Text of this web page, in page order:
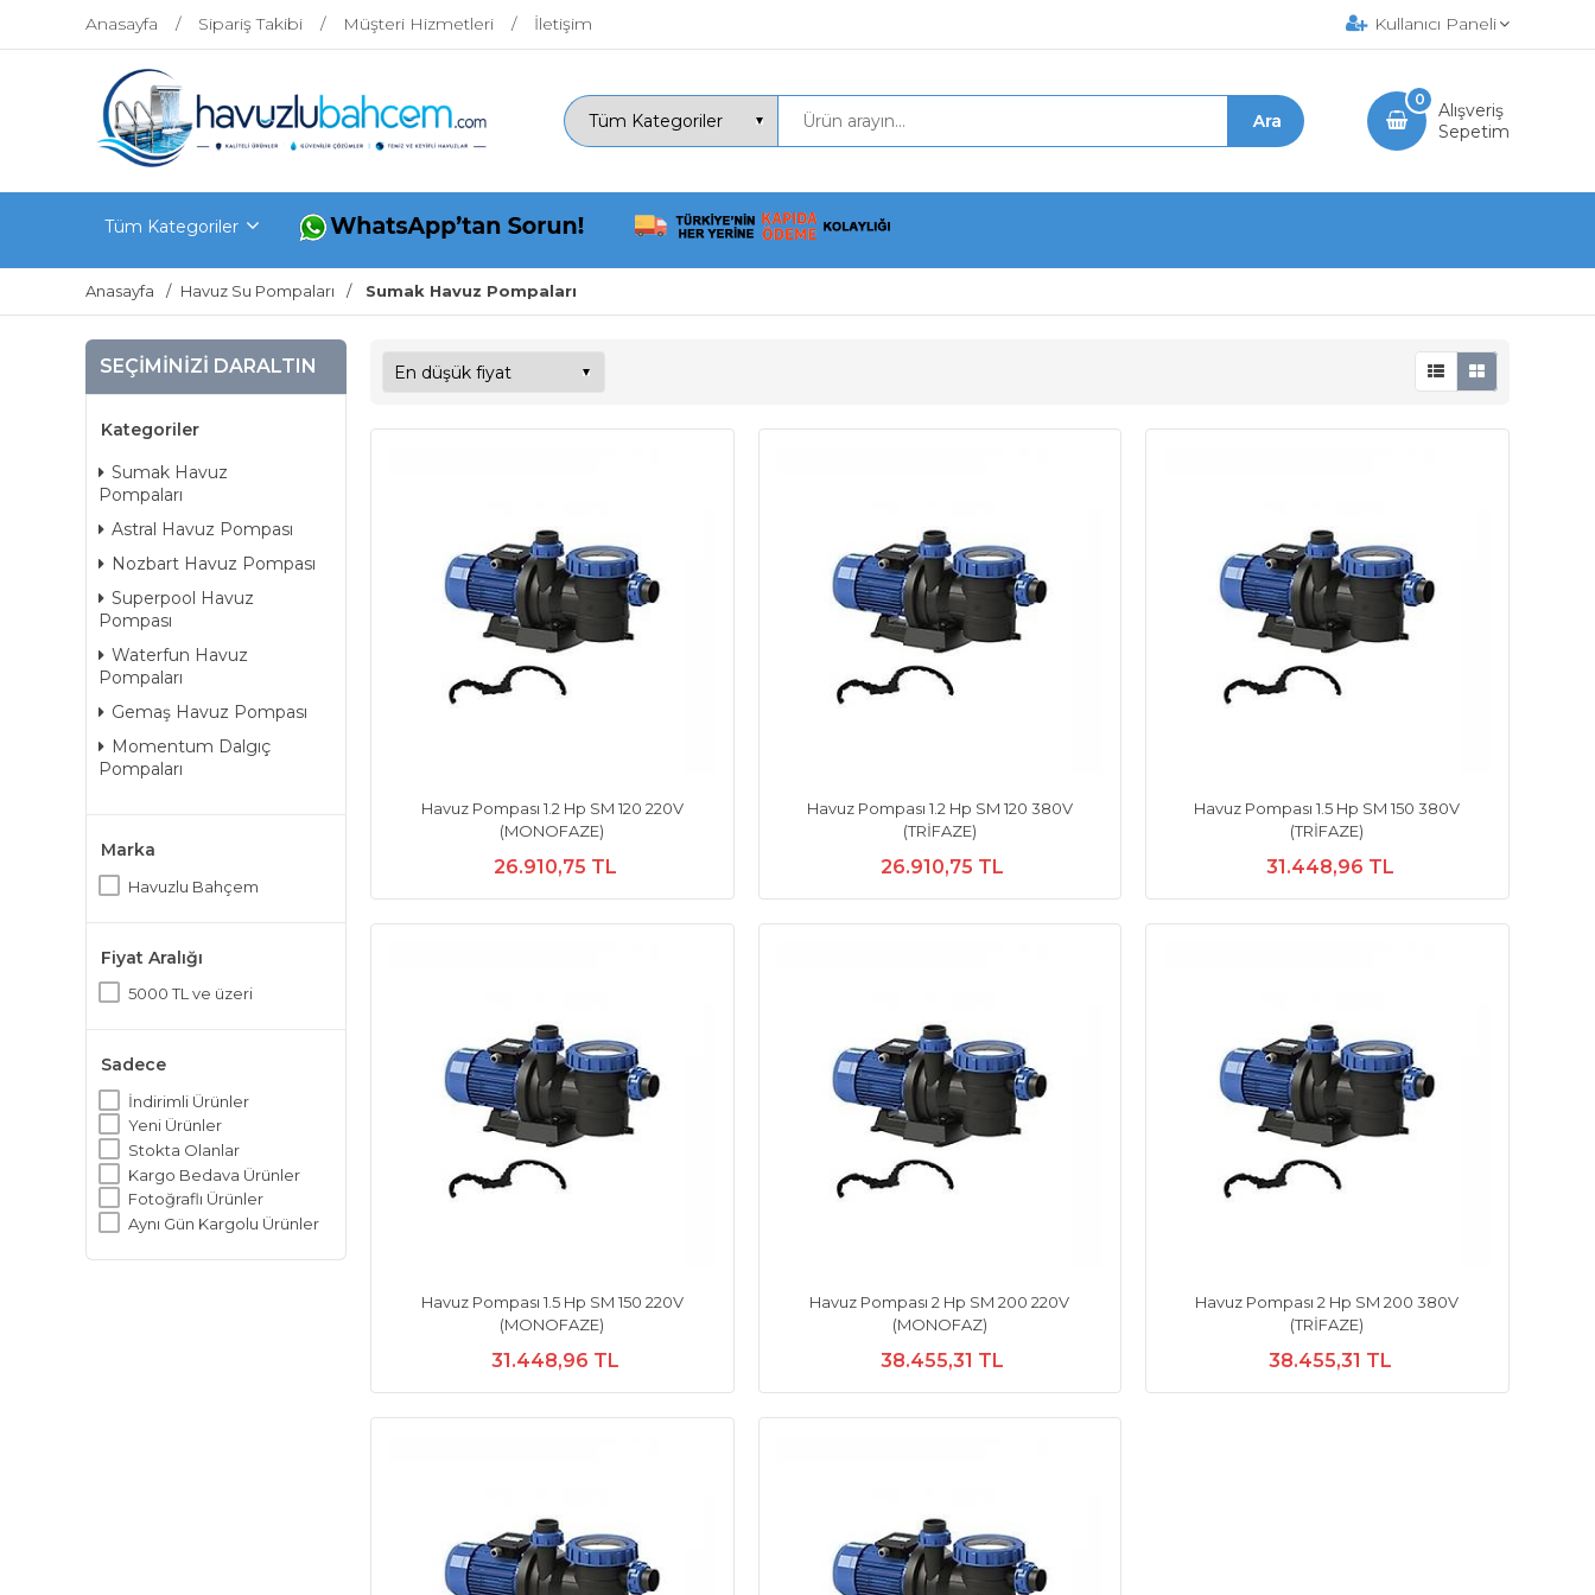
Anasayfa Sipariş Takibi Müşteri Hizmetleri İletişim Kullanıcı Paneli
Alışveriş
Sepetim
0
Tüm Kategoriler
Anasayfa Havuz Su Pompaları Sumak Havuz Pompaları
SEÇIMINIZI DARALTIN
Kategoriler
Sumak Havuz
Pompaları
Astral Havuz Pompası
Nozbart Havuz Pompası
Superpool Havuz
Pompası
Waterfun Havuz
Pompaları
Gemaş Havuz Pompası
Momentum Dalgıç
Pompaları
Marka
Havuzlu Bahçem
Fiyat Aralığı
5000 TL ve üzeri
Sadece
İndirimli Ürünler
Yeni Ürünler
Stokta Olanlar
Kargo Bedava Ürünler
Fotoğraflı Ürünler
Aynı Gün Kargolu Ürünler
Havuz Pompası 1.2 Hp SM 120 220V
(MONOFAZE)
26.910,75 TL
Havuz Pompası 1.2 Hp SM 120 380V
(TRİFAZE)
26.910,75 TL
Havuz Pompası 1.5 Hp SM 150 380V
(TRİFAZE)
31.448,96 TL
Havuz Pompası 1.5 Hp SM 150 220V
(MONOFAZE)
31.448,96 TL
Havuz Pompası 2 Hp SM 200 220V
(MONOFAZ)
38.455,31 TL
Havuz Pompası 2 Hp SM 200 380V
(TRİFAZE)
38.455,31 TL